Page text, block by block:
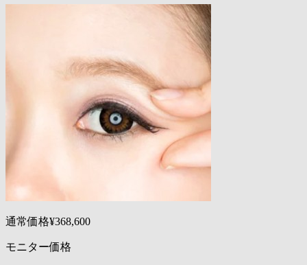
通常価格¥368,600
モニター価格